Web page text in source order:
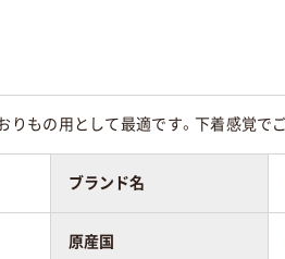
もの用として最適です。下着感覚で
ブランド名
原産国